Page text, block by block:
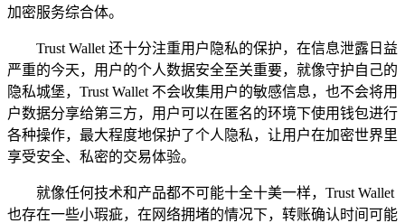
加密服务综合体。
Trust Wallet 还十分注重用户隐私的保护，在信息泄露日益
严重的今天，用户的个人数据安全至关重要，就像守护自己的
隐私城堡，Trust Wallet 不会收集用户的敏感信息，也不会将用
户数据分享给第三方，用户可以在匿名的环境下使用钱包进行
各种操作，最大程度地保护了个人隐私，让用户在加密世界里
享受安全、私密的交易体验。
就像任何技术和产品都不可能十全十美一样，Trust Wallet
也存在一些小瑕疵，在网络拥堵的情况下，转账确认时间可能